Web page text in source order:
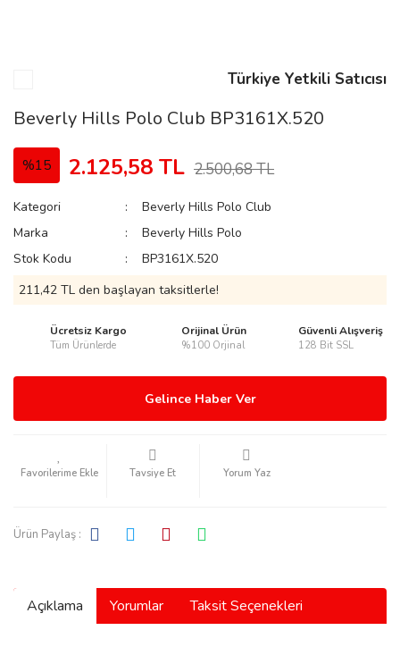
Türkiye Yetkili Satıcısı
Beverly Hills Polo Club BP3161X.520
%15 2.125,58 TL 2.500,68 TL
Kategori
Beverly Hills Polo Club
Marka
Beverly Hills Polo
Stok Kodu
BP3161X.520
211,42 TL den başlayan taksitlerle!
Ücretsiz Kargo
Tüm Ürünlerde
Orijinal Ürün
%100 Orjinal
Güvenli Alışveriş
128 Bit SSL
Gelince Haber Ver
Tavsiye Et Yorum Yaz
Ürün Paylaş :
Açıklama Yorumlar Taksit Seçenekleri